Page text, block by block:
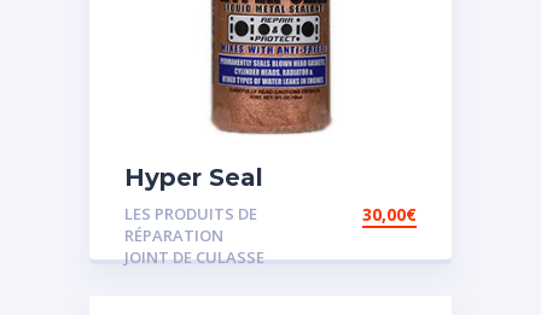
Hyper Seal
LES PRODUITS DE
RÉPARATION
JOINT DE CULASSE
30,00€